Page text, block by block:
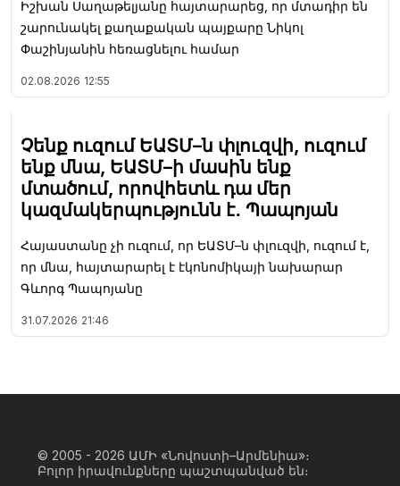
Իշխան Սաղաթելյանը հայտարարեց, որ մտադիր են
շարունակել քաղաքական պայքարը Նիկոլ
Փաշինյանին հեռացնելու համար
02.08.2026 12:55
Չենք ուզում ԵԱՏՄ–ն փլուզվի, ուզում
ենք մնա, ԵԱՏՄ–ի մասին ենք
մտածում, որովհետև դա մեր
կազմակերպությունն է․ Պապոյան
Հայաստանը չի ուզում, որ ԵԱՏՄ–ն փլուզվի, ուզում է,
որ մնա, հայտարարել է էկոնոմիկայի նախարար
Գևորգ Պապոյանը
31.07.2026 21:46
© 2005 - 2026 ԱՄԻ «Նովոստի–Արմենիա»։
Բոլոր իրավունքները պաշտպանված են։